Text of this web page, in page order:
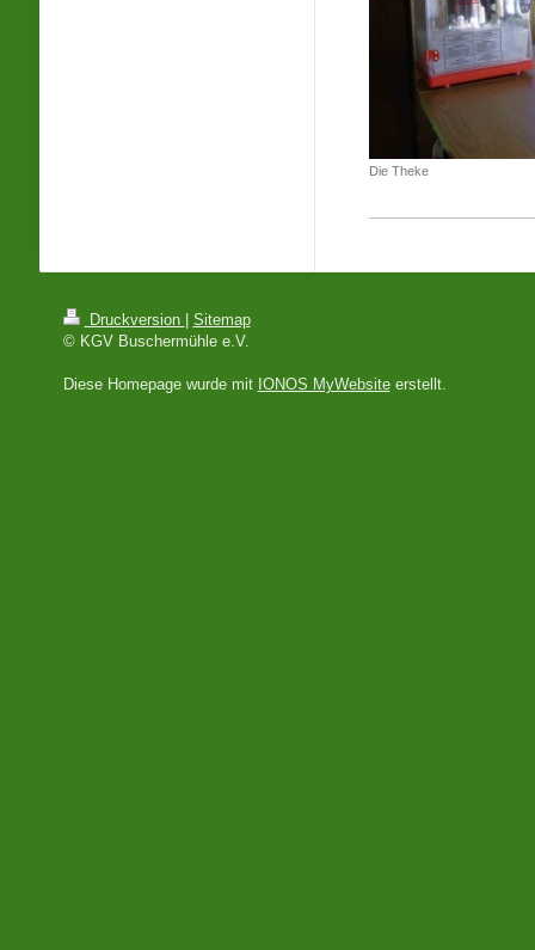
Die Theke
Druckversion
Sitemap
© KGV Buschermühle e.V.
Diese Homepage wurde mit IONOS MyWebsiteerstellt.